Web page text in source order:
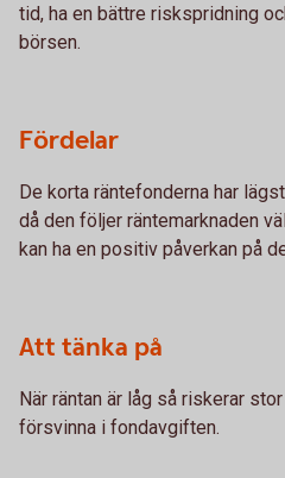
tid, ha en bättre riskspridning
börsen.
Fördelar
De korta räntefonderna har
då den följer räntemarknaden
kan ha en positiv påverkan på
Att tänka på
När räntan är låg så riskerar
försvinna i fondavgiften.